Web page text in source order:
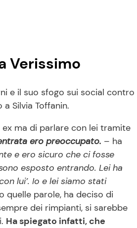
Verissimo
e il suo sfogo sui social contro
Silvia Toffanin.
ma di parlare con lei tramite
ero preoccupato. – ha
e ero sicuro che ci fosse
esposto entrando. Lei ha
lui’. Io e lei siamo stati
quelle parole, ha deciso di
dei rimpianti, si sarebbe
Ha spiegato infatti, che